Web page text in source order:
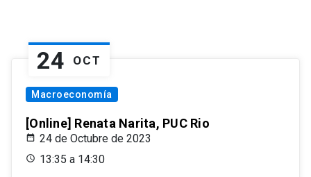
24 OCT
Macroeconomía
[Online] Renata Narita, PUC Rio
24 de Octubre de 2023
13:35 a 14:30